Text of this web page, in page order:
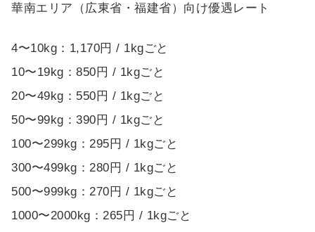
華南エリア（広東省・福建省）向け優遇レート
4〜10kg：1,170円 / 1kgごと
10〜19kg：850円 / 1kgごと
20〜49kg：550円 / 1kgごと
50〜99kg：390円 / 1kgごと
100〜299kg：295円 / 1kgごと
300〜499kg：280円 / 1kgごと
500〜999kg：270円 / 1kgごと
1000〜2000kg：265円 / 1kgごと